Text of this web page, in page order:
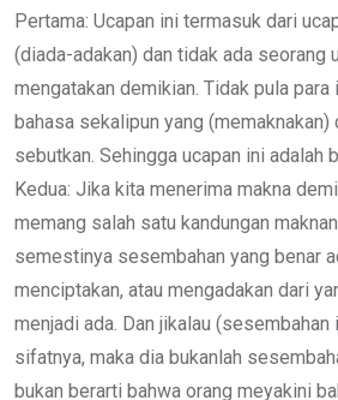
Pertama: Ucapan ini termasuk dari
(diada-adakan) dan tidak ada seorang
mengatakan demikian. Tidak pula para
bahasa sekalipun yang (memaknakan)
sebutkan. Sehingga ucapan ini adalah
Kedua: Jika kita menerima makna
memang salah satu kandungan
semestinya sesembahan yang benar
menciptakan, atau mengadakan dari
menjadi ada. Dan jikalau
sifatnya, maka dia bukanlah
bukan berarti bahwa orang meyakini